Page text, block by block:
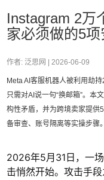
Instagram 2万
家必须做的5
作者: 泛思网 | 2026-06-09
Meta AI客服机器人被利用劫
只需对AI说一句“换邮箱”。本
构性矛盾，并为跨境卖家提供
备审查、账号隔离等实操步骤。
2026年5月31日，一
击悄然开始。攻击手